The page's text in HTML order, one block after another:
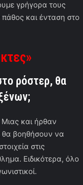
γρήγορα τους
και ένταση στο
ρόστερ, θα
και ήρθαν
θα βοηθήσουν να
στις
Ειδικότερα, όλο